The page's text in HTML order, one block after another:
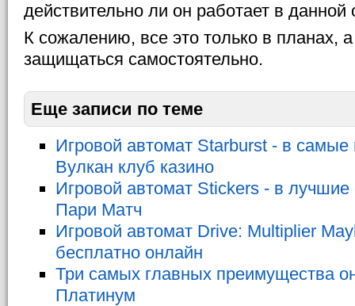
действительно ли он работает в
К сожалению, все это только в планах,
защищаться самостоятельно.
Еще записи по теме
Игровой автомат Starburst - в самые
Вулкан клуб казино
Игровой автомат Stickers - в лучшие
Пари Матч
Игровой автомат Drive: Multiplier
бесплатно онлайн
Три самых главных преимущества
Платинум